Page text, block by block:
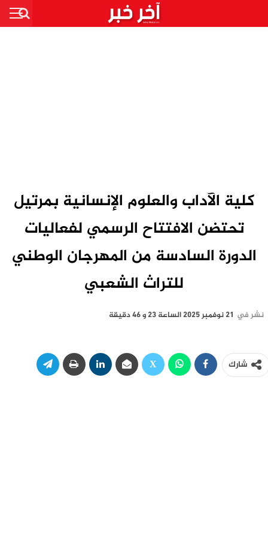
كلية الآداب والعلوم الإنسانية بمرتيل
تحتضن الافتتاح الرسمي لفعاليات
الدورة السادسة من المهرجان الوطني
للتراث الشعبي
نشر في 21 نوفمبر 2025 الساعة 23 و 46 دقيقة
شارك